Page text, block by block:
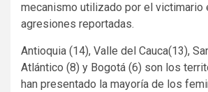
mecanismo utilizado por el victimario
agresiones reportadas.
Antioquia (14), Valle del Cauca(13),
Atlántico (8) y Bogotá (6) son los
han presentado la mayoría de los